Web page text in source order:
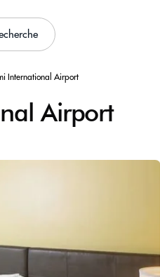
International Airport
Airport